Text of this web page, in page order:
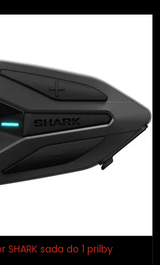
SHARK sada do 1 prilby